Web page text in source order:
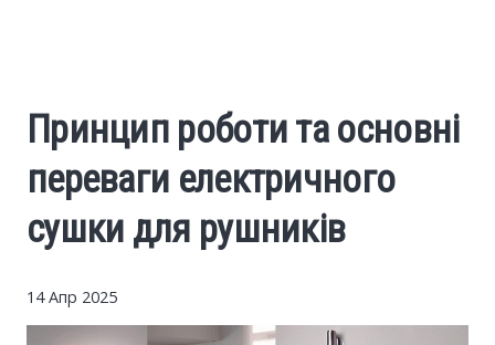
Finance
Investments
Принцип роботи та основні
переваги електричного
сушки для рушників
14 Апр 2025